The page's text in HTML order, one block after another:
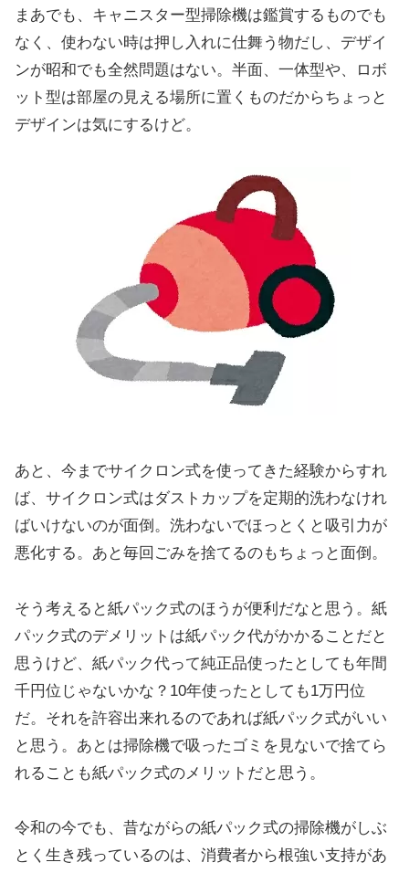
まあでも、キャニスター型掃除機は鑑賞するものでも
なく、使わない時は押し入れに仕舞う物だし、デザイ
ンが昭和でも全然問題はない。半面、一体型や、ロボ
ット型は部屋の見える場所に置くものだからちょっと
デザインは気にするけど。
あと、今までサイクロン式を使ってきた経験からすれ
ば、サイクロン式はダストカップを定期的洗わなけれ
ばいけないのが面倒。洗わないでほっとくと吸引力が
悪化する。あと毎回ごみを捨てるのもちょっと面倒。
そう考えると紙パック式のほうが便利だなと思う。紙
パック式のデメリットは紙パック代がかかることだと
思うけど、紙パック代って純正品使ったとしても年間
千円位じゃないかな？10年使ったとしても1万円位
だ。それを許容出来れるのであれば紙パック式がいい
と思う。あとは掃除機で吸ったゴミを見ないで捨てら
れることも紙パック式のメリットだと思う。
令和の今でも、昔ながらの紙パック式の掃除機がしぶ
とく生き残っているのは、消費者から根強い支持があ